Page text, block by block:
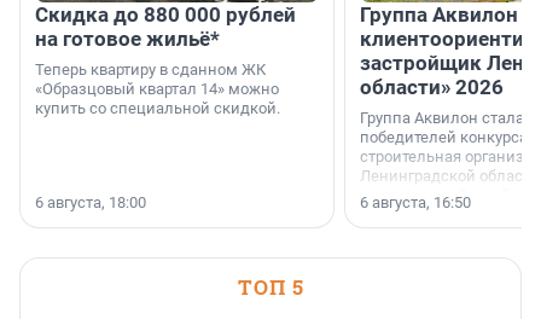
Скидка до 880 000 рублей
на готовое жильё*
Теперь квартиру в сданном ЖК
«Образцовый квартал 14» можно
купить со специальной скидкой.
6 августа, 18:00
Группа Аквилон
застройщик
области» 2026
Группа Аквилон стала
победителей конкурса
строительная
Ленинградской области
номинации «Самый
застройщик
6 августа, 16:50
ТОП 5